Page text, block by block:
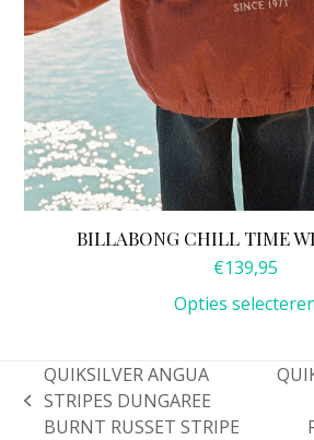
BILLABONG CHILL TIME
€139,95
Opties
previous
QUIKSILVER ANGUA
STRIPES DUNGAREE
BURNT RUSSET STRIPE